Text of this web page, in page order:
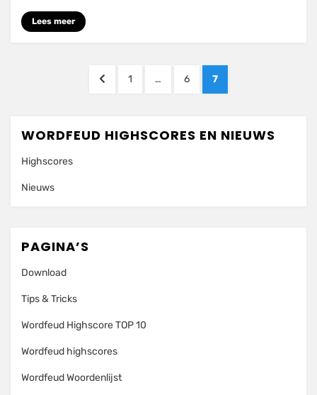
Lees meer
VORIGEPAGINA
1 … PAGINA
6 PAGINA
7
WORDFEUD HIGHSCORES EN NIEUWS
Highscores
Nieuws
PAGINA’S
Download
Tips & Tricks
Wordfeud Highscore TOP 10
Wordfeud highscores
Wordfeud Woordenlijst